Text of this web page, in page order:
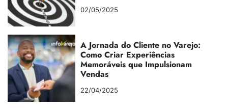
02/05/2025
A Jornada do Cliente no Varejo:
Como Criar Experiências
Memoráveis que Impulsionam
Vendas
22/04/2025